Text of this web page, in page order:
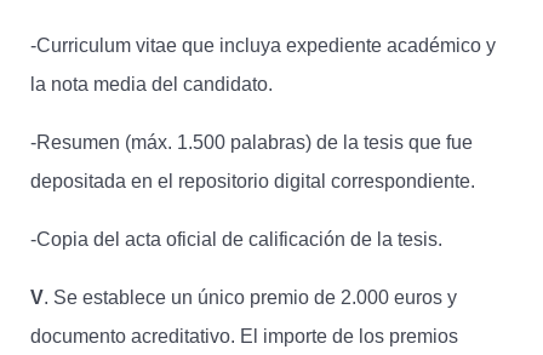
-Curriculum vitae que incluya expediente académico y
la nota media del candidato.
-Resumen (máx. 1.500 palabras) de la tesis que fue
depositada en el repositorio digital correspondiente.
-Copia del acta oficial de calificación de la tesis.
V. Se establece un único premio de 2.000 euros y
documento acreditativo. El importe de los premios